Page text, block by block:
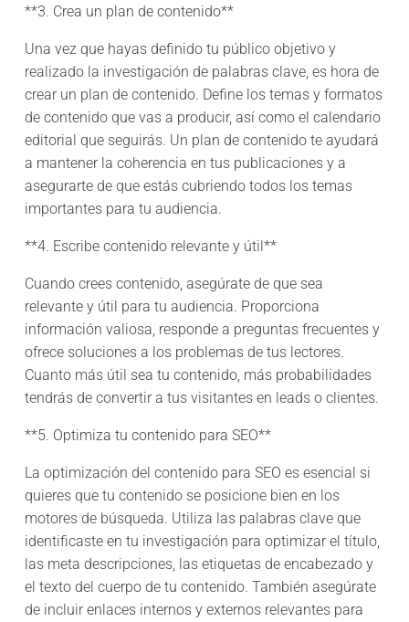
**3. Crea un plan de contenido**
Una vez que hayas definido tu público objetivo y
realizado la investigación de palabras clave, es hora de
crear un plan de contenido. Define los temas y formatos
de contenido que vas a producir, así como el calendario
editorial que seguirás. Un plan de contenido te ayudará
a mantener la coherencia en tus publicaciones y a
asegurarte de que estás cubriendo todos los temas
importantes para tu audiencia.
**4. Escribe contenido relevante y útil**
Cuando crees contenido, asegúrate de que sea
relevante y útil para tu audiencia. Proporciona
información valiosa, responde a preguntas frecuentes y
ofrece soluciones a los problemas de tus lectores.
Cuanto más útil sea tu contenido, más probabilidades
tendrás de convertir a tus visitantes en leads o clientes.
**5. Optimiza tu contenido para SEO**
La optimización del contenido para SEO es esencial si
quieres que tu contenido se posicione bien en los
motores de búsqueda. Utiliza las palabras clave que
identificaste en tu investigación para optimizar el título,
las meta descripciones, las etiquetas de encabezado y
el texto del cuerpo de tu contenido. También asegúrate
de incluir enlaces internos y externos relevantes para